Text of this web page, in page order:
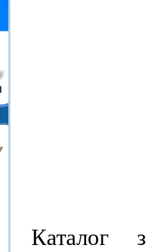
Каталог